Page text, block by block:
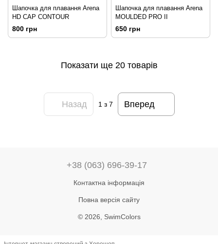
Шапочка для плавання Arena
HD CAP CONTOUR
800 грн
Шапочка для плавання Arena
MOULDED PRO II
650 грн
Показати ще 20 товарів
Назад 1з 7 Вперед
+38 (063) 696-39-17
Контактна інформація
Повна версія сайту
© 2026, SwimColors